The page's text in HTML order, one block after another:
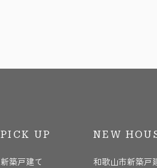
PICK UP
新築戸建て
NEW
和歌山市新築戸